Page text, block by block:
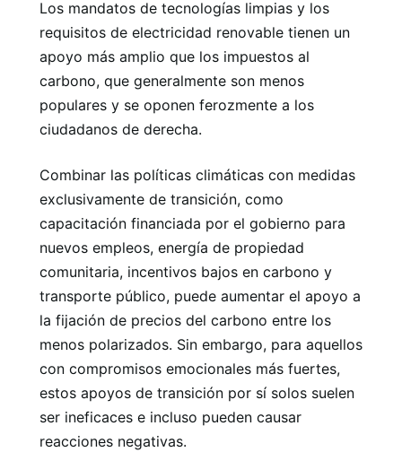
Los mandatos de tecnologías limpias y los
requisitos de electricidad renovable tienen un
apoyo más amplio que los impuestos al
carbono, que generalmente son menos
populares y se oponen ferozmente a los
ciudadanos de derecha.
Combinar las políticas climáticas con medidas
exclusivamente de transición, como
capacitación financiada por el gobierno para
nuevos empleos, energía de propiedad
comunitaria, incentivos bajos en carbono y
transporte público, puede aumentar el apoyo a
la fijación de precios del carbono entre los
menos polarizados. Sin embargo, para aquellos
con compromisos emocionales más fuertes,
estos apoyos de transición por sí solos suelen
ser ineficaces e incluso pueden causar
reacciones negativas.